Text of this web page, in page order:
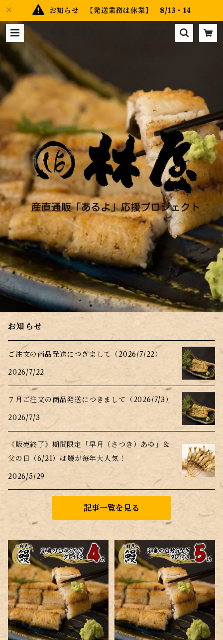
お知らせ 【発送業務は休業】 8/13・14
お知らせ
ご注文の商品発送につきまして（2026/7/22）
2026/7/22
７月ご注文の商品発送につきまして（2026/7/3）
2026/7/3
《販売終了》期間限定「早月（さつき）あゆ」＆
父の日（6/21）は鰻が毎年大人気！
2026/5/29
記事一覧を見る